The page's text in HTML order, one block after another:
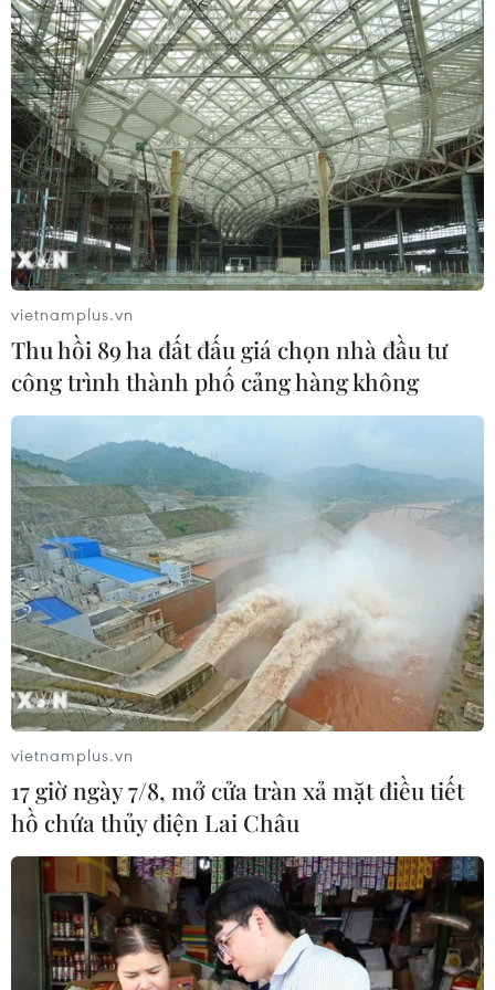
Ninh Thuận: Đưa sản phẩm OCOP, ẩm
thực đặc sắc đến với du khách
02/05/2025 02:21
Tuần văn hóa Thể thao, Du lịch và Ẩm thực Ninh Thuận
năm 2025 là cơ hội để quảng bá sản phẩm OCOP, sản
phẩm đặc thù cùng những tinh hoa ẩm thực đặc sắc
của địa phương tới du khách.
vietnamplus.vn
Thu hồi 89 ha đất đấu giá chọn nhà đầu tư
công trình thành phố cảng hàng không
vietnamplus.vn
17 giờ ngày 7/8, mở cửa tràn xả mặt điều tiết
hồ chứa thủy điện Lai Châu